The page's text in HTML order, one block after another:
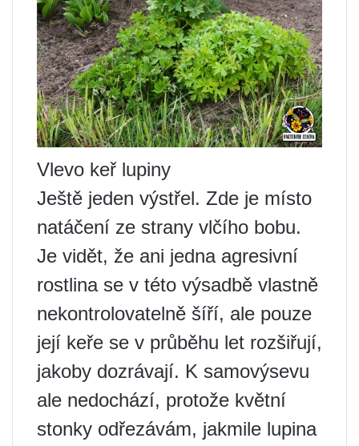
Vlevo keř lupiny
Ještě jeden výstřel. Zde je místo
natáčení ze strany vlčího bobu.
Je vidět, že ani jedna agresivní
rostlina se v této výsadbě vlastně
nekontrolovatelně šíří, ale pouze
její keře se v průběhu let rozšiřují,
jakoby dozrávají. K samovýsevu
ale nedochází, protože květní
stonky odřezávám, jakmile lupina